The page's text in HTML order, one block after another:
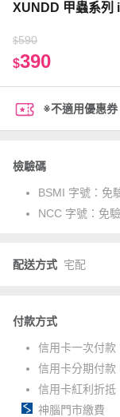
XUNDD 甲蟲系列
$590
$390
※不適用優惠券
檢驗碼
BSMI 字號： 免
NCC 字號： 免驗
配送方式 宅配
付款方式
信用卡一次付款
信用卡分期付款
信用卡紅利折抵
神腦門市繳費